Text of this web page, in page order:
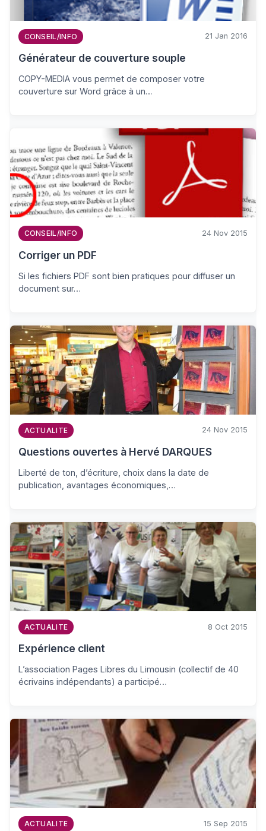
CONSEIL/INFO 21 Jan 2016
Générateur de couverture souple
COPY-MEDIA vous permet de composer votre
couverture sur Word grâce à un…
CONSEIL/INFO 24 Nov 2015
Corriger un PDF
Si les fichiers PDF sont bien pratiques pour diffuser un
document sur…
ACTUALITE 24 Nov 2015
Questions ouvertes à Hervé DARQUES
Liberté de ton, d’écriture, choix dans la date de
publication, avantages économiques,…
ACTUALITE 8 Oct 2015
Expérience client
L’association Pages Libres du Limousin (collectif de 40
écrivains indépendants) a participé…
ACTUALITE 15 Sep 2015